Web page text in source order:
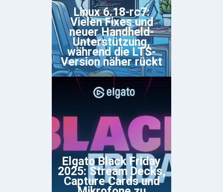
Linux 6.18-rc7:
Vielen Fixes und
neuer Handheld-
Unterstützung,
während die LTS-
Version näher rückt
Elgato Black Friday
2025: Stream Decks,
Capture Cards und